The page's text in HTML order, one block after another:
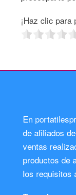
¡Haz clic para
En
de afiliados
ventas
productos de
los requisitos